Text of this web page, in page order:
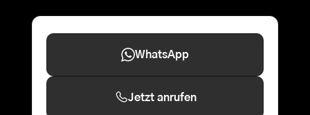
WhatsApp
Jetzt anrufen